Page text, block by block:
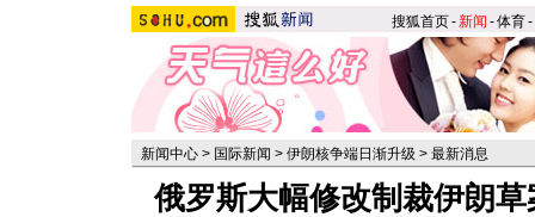
搜狐首页-新闻 -体育-
新闻中心 > 国际新闻 > 伊朗核争端日渐升级 > 最新消息
俄罗斯大幅修改制裁伊朗